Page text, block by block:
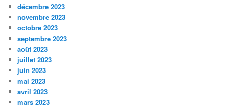
décembre 2023
novembre 2023
octobre 2023
septembre 2023
août 2023
juillet 2023
juin 2023
mai 2023
avril 2023
mars 2023